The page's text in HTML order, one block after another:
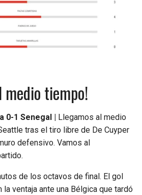
medio tiempo!
0-1 Senegal |
Llegamos al medio
tras el tiro libre de De Cuyper
defensivo. Vamos al
de los octavos de final. El gol
ventaja ante una Bélgica que tardó